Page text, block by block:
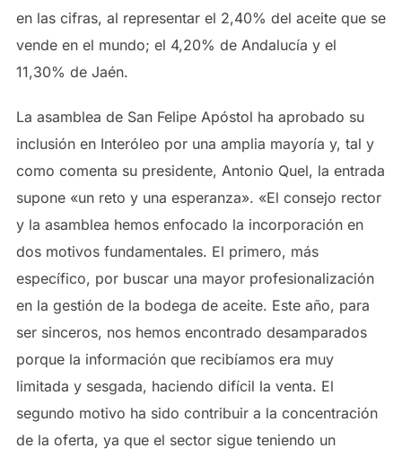
en las cifras, al representar el 2,40% del aceite que se
vende en el mundo; el 4,20% de Andalucía y el
11,30% de Jaén.
La asamblea de San Felipe Apóstol ha aprobado su
inclusión en Interóleo por una amplia mayoría y, tal y
como comenta su presidente, Antonio Quel, la entrada
supone «un reto y una esperanza». «El consejo rector
y la asamblea hemos enfocado la incorporación en
dos motivos fundamentales. El primero, más
específico, por buscar una mayor profesionalización
en la gestión de la bodega de aceite. Este año, para
ser sinceros, nos hemos encontrado desamparados
porque la información que recibíamos era muy
limitada y sesgada, haciendo difícil la venta. El
segundo motivo ha sido contribuir a la concentración
de la oferta, ya que el sector sigue teniendo un